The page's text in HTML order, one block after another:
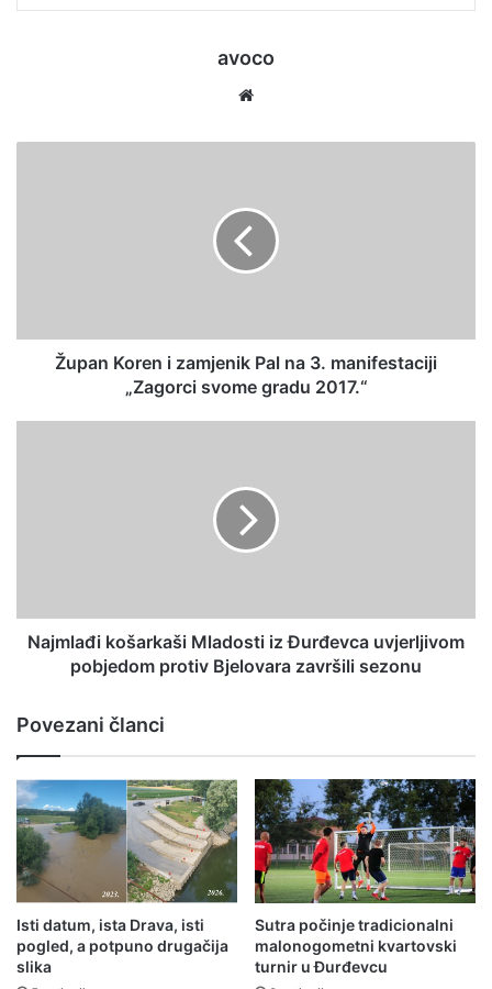
avoco
te
Župan Koren i zamjenik Pal na 3. manifestaciji
„Zagorci svome gradu 2017.“
Najmlađi košarkaši Mladosti iz Đurđevca uvjerljivom
pobjedom protiv Bjelovara završili sezonu
Povezani članci
Isti datum, ista Drava, isti
pogled, a potpuno drugačija
slika
Sutra počinje tradicionalni
malonogometni kvartovski
turnir u Đurđevcu